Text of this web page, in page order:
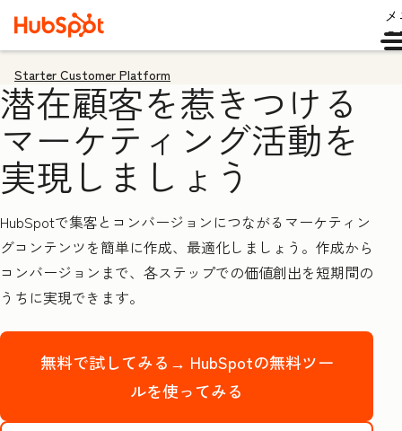
Starter Customer Platform
潜在顧客を惹きつける
マーケティング活動を
実現しましょう
HubSpotで集客とコンバージョンにつながるマーケティン
グコンテンツを簡単に作成、最適化しましょう。作成から
コンバージョンまで、各ステップでの価値創出を短期間の
うちに実現できます。
無料で試してみる→ HubSpotの無料ツー
ルを使ってみる